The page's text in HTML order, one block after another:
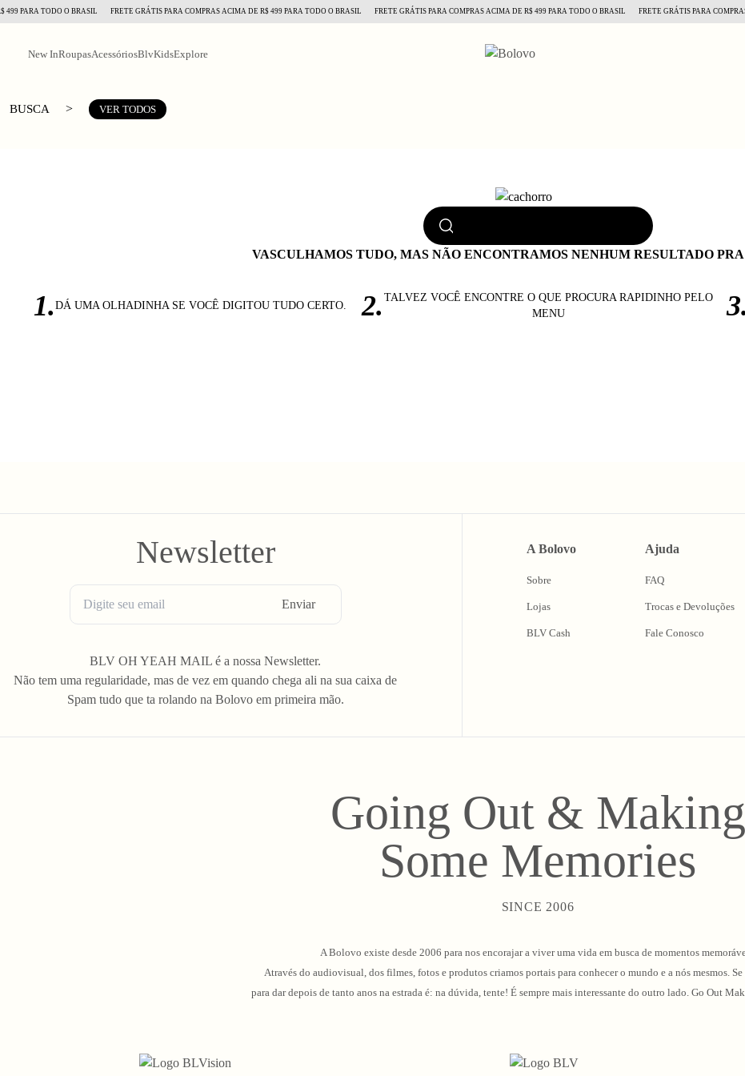
PARA TODO O BRASIL FRETE GRÁTIS PARA COMPRAS ACIMA DE R$ 499 PARA TODO O BRASIL FRETE GRÁTIS PARA COMPRAS ACIMA DE R$ 499 PARA TODO O BRASIL FRETE GRÁTIS PARA
New InRoupasAcessóriosBlvKidsExplore
BUSCA > VER TODOS
VASCULHAMOS TUDO, MAS NÃO ENCONTRAMOS NENHUM RESULTADO PRA
1.DÁ UMA OLHADINHA SE VOCÊ DIGITOU TUDO CERTO. 2. TALVEZ VOCÊ ENCONTRE O QUE PROCURA RAPIDINHO PELO
MENU
Newsletter
Enviar
BLV OH YEAH MAIL é a nossa Newsletter.
Não tem uma regularidade, mas de vez em quando chega ali na sua caixa de
Spam tudo que ta rolando na Bolovo em primeira mão.
A Bolovo
Sobre
Lojas
BLV Cash
Ajuda
FAQ
Trocas e Devoluções
Fale Conosco
Going Out & Making
Some Memories
SINCE 2006
A Bolovo existe desde 2006 para nos encorajar a viver uma vida em busca de momentos
Através do audiovisual, dos filmes, fotos e produtos criamos portais para conhecer o mundo e a nós mesmos.
para dar depois de tanto anos na estrada é: na dúvida, tente! É sempre mais interessante do outro lado. Go Out